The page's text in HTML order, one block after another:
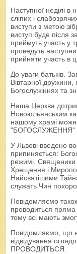
Наступної неділі в
сліпих і
виступи з метою
виступ буде після
приймуть участь у
проведуть
прийняти участь в
До уваги батьків.
Вівтарної дружини,
Богослужіннях та
Наша Церква
Новоюльянським
нашому храмі
"БОГОСЛУЖЕННЯ"
У Львові введено
припиняється:
режимі. Священики
Хрещення і
Найсвятішими
служать Чин
Повідомляємо
проводиться пряма
тому всі мають
Повідомляємо, що
відвідування
ПРОВОДИТЬСЯ.